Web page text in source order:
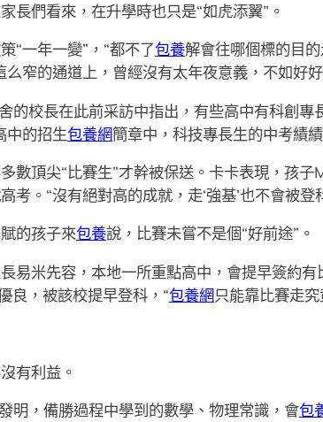
長們看來，在升學時也只是“如虎添翼”。
“一年一變”，“都不了包養解會往哪個標的目
么窄的通道上，曾經沒有太年夜意義，不如好好
的校長在此前采訪中指出，有些高中有科創
中的招生包養網簡章中，科技專長生的中考績
數頂尖“比賽生”才幹被保送。卡卡表現，孩子
考。“沒有絕對高的成就，走‘強基’也不會被登
的孩子來包養說，比賽未嘗不是個“好前途”。
易米先容，本地一所重點高中，會提早簽約
良，被該校提早登科，“包養網只能靠比賽走
有利益。
明，備勝過程中學到的數學、物理常識，會包